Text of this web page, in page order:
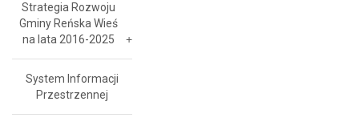
Strategia Rozwoju
Gminy Reńska Wieś
na lata 2016-2025
System Informacji
Przestrzennej